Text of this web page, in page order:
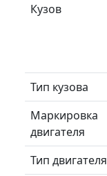
Кузов
Тип кузова
Маркировка
двигателя
Тип двигателя